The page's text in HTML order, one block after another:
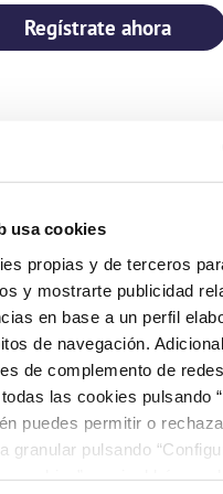
usa cookies
propias y de terceros
y mostrarte publicidad
en base a un perfil
de navegación.
de complemento de
las cookies pulsando
puedes permitir o
granular pulsando
Regístrate ahora
Y CONSUMOS